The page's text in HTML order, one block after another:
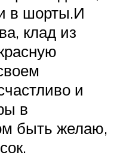
в шорты.И
клад из
и
в
быть желаю,